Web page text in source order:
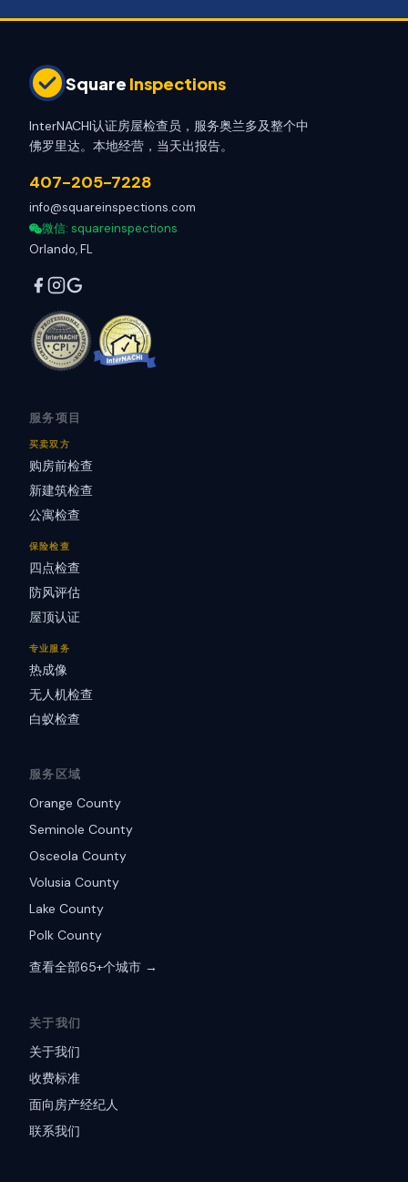
Square Inspections
InterNACHI认证房屋检查员，服务奥兰多及整个中
佛罗里达。本地经营，当天出报告。
407-205-7228
info@squareinspections.com
微信: squareinspections
Orlando, FL
服务项目
买卖双方
购房前检查
新建筑检查
公寓检查
保险检查
四点检查
防风评估
屋顶认证
专业服务
热成像
无人机检查
白蚁检查
服务区域
Orange County
Seminole County
Osceola County
Volusia County
Lake County
Polk County
查看全部65+个城市 →
关于我们
关于我们
收费标准
面向房产经纪人
联系我们